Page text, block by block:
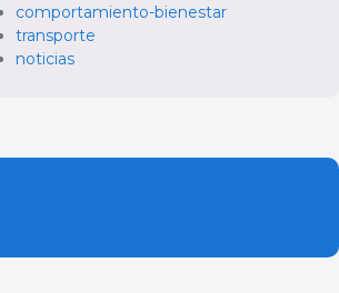
comportamiento-bienestar
transporte
noticias